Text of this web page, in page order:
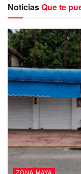
De acuerdo a la
viernes por la
fuerte operativo
pertenecientes a
objetivo de lograr
trabajadores del
amenazar con un
zona, al cual
Según se informó,
las 10:30 horas
NoticiasQue te
ZONA MAYA